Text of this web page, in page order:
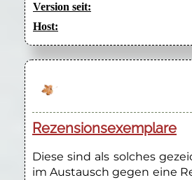
Version seit:
Host:
Rezensionsexemplare
Diese sind als solches
im Austausch gegen eine